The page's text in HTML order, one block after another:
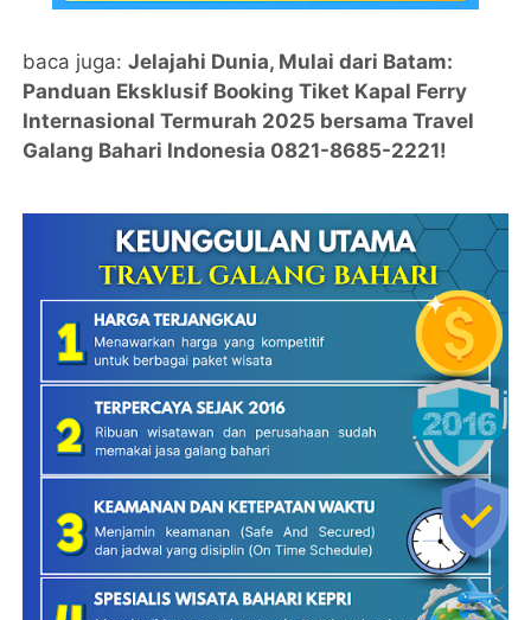
baca juga:Jelajahi Dunia, Mulai dari Batam:
Panduan Eksklusif Booking Tiket Kapal Ferry
Internasional Termurah 2025 bersama Travel
Galang Bahari Indonesia 0821-8685-2221!